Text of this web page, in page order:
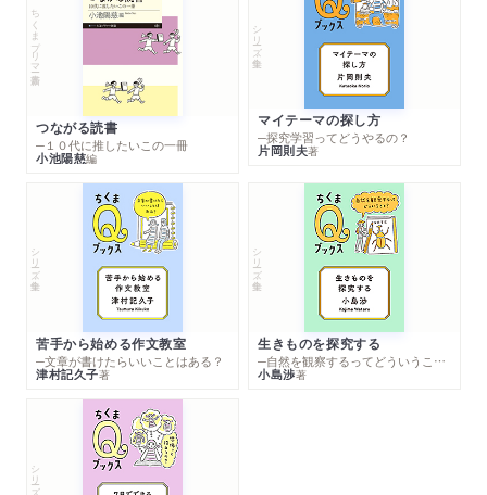
ちくまプリマー新書
つながる読書
─１０代に推したいこの一冊
小池陽慈編
シリーズ・全集
マイテーマの探し方
─探究学習ってどうやるの？
片岡則夫著
シリーズ・全集
苦手から始める作文教室
─文章が書けたらいいことはある？
津村記久子著
シリーズ・全集
生きものを探究する
─自然を観察するってどういうこと？
小島渉著
シリーズ・全集